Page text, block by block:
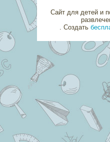
Сайт для детей и
Создать